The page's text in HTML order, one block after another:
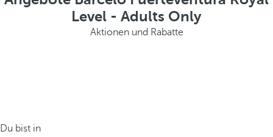
Level - Adults Only
Aktionen und Rabatte
Du bist in